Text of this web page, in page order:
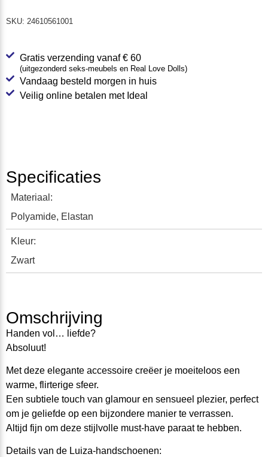
SKU: 24610561001
Gratis verzending vanaf € 60
(uitgezonderd seks-meubels en Real Love Dolls)
Vandaag besteld morgen in huis
Veilig online betalen met Ideal
Specificaties
Materiaal:
Polyamide, Elastan
Kleur:
Zwart
Omschrijving
Handen vol… liefde?
Absoluut!
Met deze elegante accessoire creëer je moeite oos een
warme, fl irterige sfeer.
Een subtiele touch van glamour en sensueel pl ezier, perfect
om je geliefde op een bijzondere manier te verrassen.
Altijd fijn om deze stijlvolle must-have paraat te hebben.
Details van de Luiza-handschoenen: